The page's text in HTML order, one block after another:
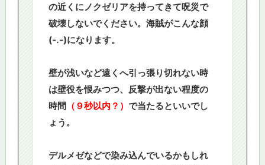
の近くにノクゼリアを持ってきて呪災で
破壊しないでください。海賊がこんな顔
(-.-)になります。
壁が浅いなど遠くへ引っ張り切れない時
は壁役を恨みつつ、反撃が出ない程度の
時間 （９秒以内？）で当たるといいでし
ょう。
デルメゼなどで染み込んでいるかもしれ